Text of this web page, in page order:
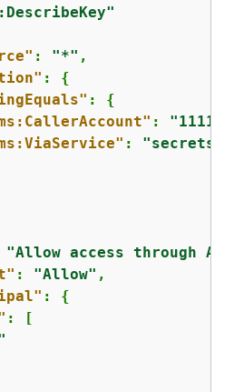
: "*" ,
: {
: {
:
:
"Allow access through
: "Allow" ,
: {
: [